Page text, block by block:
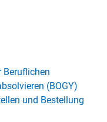
Beruflichen
(BOGY)
und Bestellung